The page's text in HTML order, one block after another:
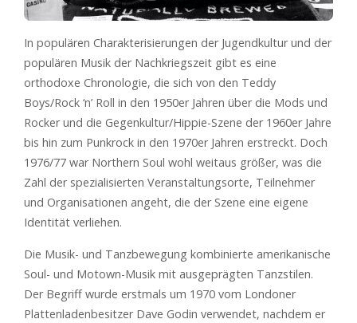
In populären Charakterisierungen der Jugendkultur und der
populären Musik der Nachkriegszeit gibt es eine
orthodoxe Chronologie, die sich von den Teddy
Boys/Rock ‘n’ Roll in den 1950er Jahren über die Mods und
Rocker und die Gegenkultur/Hippie-Szene der 1960er Jahre
bis hin zum Punkrock in den 1970er Jahren erstreckt. Doch
1976/77 war Northern Soul wohl weitaus größer, was die
Zahl der spezialisierten Veranstaltungsorte, Teilnehmer
und Organisationen angeht, die der Szene eine eigene
Identität verliehen.
Die Musik- und Tanzbewegung kombinierte amerikanische
Soul- und Motown-Musik mit ausgeprägten Tanzstilen.
Der Begriff wurde erstmals um 1970 vom Londoner
Plattenladenbesitzer Dave Godin verwendet, nachdem er